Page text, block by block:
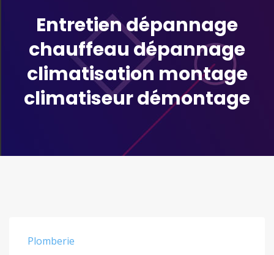
Entretien dépannage
chauffeau dépannage
climatisation montage
climatiseur démontage
Plomberie